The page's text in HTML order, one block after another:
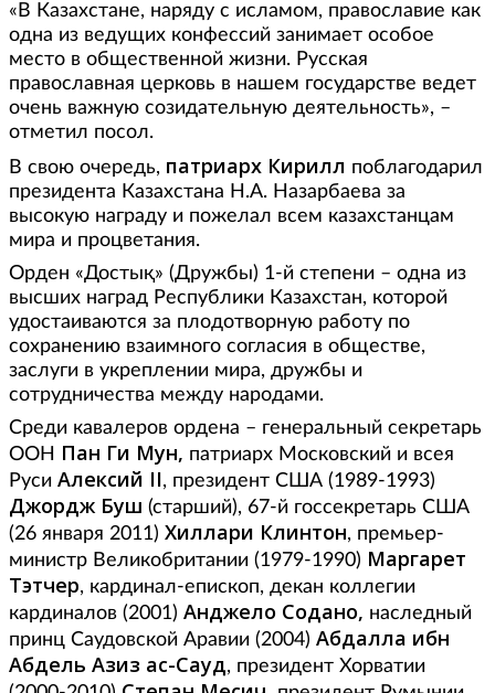
«В Казахстане, наряду с исламом, православие как
одна из ведущих конфессий занимает особое
место в общественной жизни. Русская
православная церковь в нашем государстве ведет
очень важную созидательную деятельность», –
отметил посол.
В свою очередь, патриарх Кирилл поблагодарил
президента Казахстана Н.А. Назарбаева за
высокую награду и пожелал всем казахстанцам
мира и процветания.
Орден «Достық» (Дружбы) 1-й степени – одна из
высших наград Республики Казахстан, которой
удостаиваются за плодотворную работу по
сохранению взаимного согласия в обществе,
заслуги в укреплении мира, дружбы и
сотрудничества между народами.
Среди кавалеров ордена – генеральный секретарь
ООН Пан Ги Мун, патриарх Московский и всея
Руси Алексий II, президент США (1989-1993)
Джордж Буш (старший), 67-й госсекретарь США
(26 января 2011) Хиллари Клинтон, премьер-
министр Великобритании (1979-1990) Маргарет
Тэтчер, кардинал-епископ, декан коллегии
кардиналов (2001) Анджело Содано, наследный
принц Саудовской Аравии (2004) Абдалла ибн
Абдель Азиз ас-Сауд, президент Хорватии